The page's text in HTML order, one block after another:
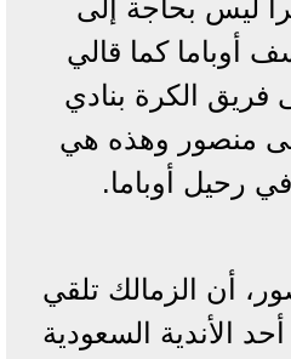
ليس بحاجة إلى
أوباما كما قالي
الكرة بنادي
منصور وهذه هي
رحيل أوباما.
أن الزمالك تلقي
الأندية السعودية